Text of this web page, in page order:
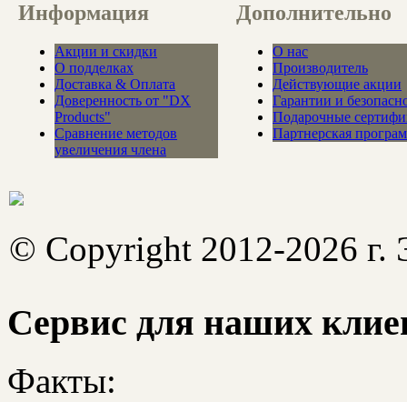
Информация
Акции и скидки
О подделках
Доставка & Оплата
Доверенность от "DX
Products"
Сравнение методов
увеличения члена
Дополнительно
О нас
Производитель
Действующие акции
Гарантии и
Подарочные
Партнерская
© Copyright 2012-2026 г.
Сервис для наших
Факты: